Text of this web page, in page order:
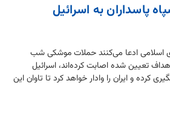
پاسداران به اسرائیل
اسلامی ادعا می‌کنند حملات موشکی شب
تعیین شده اصابت کرده‌اند، اسرائیل
کرده و ایران را وادار خواهد کرد تا تاوان این